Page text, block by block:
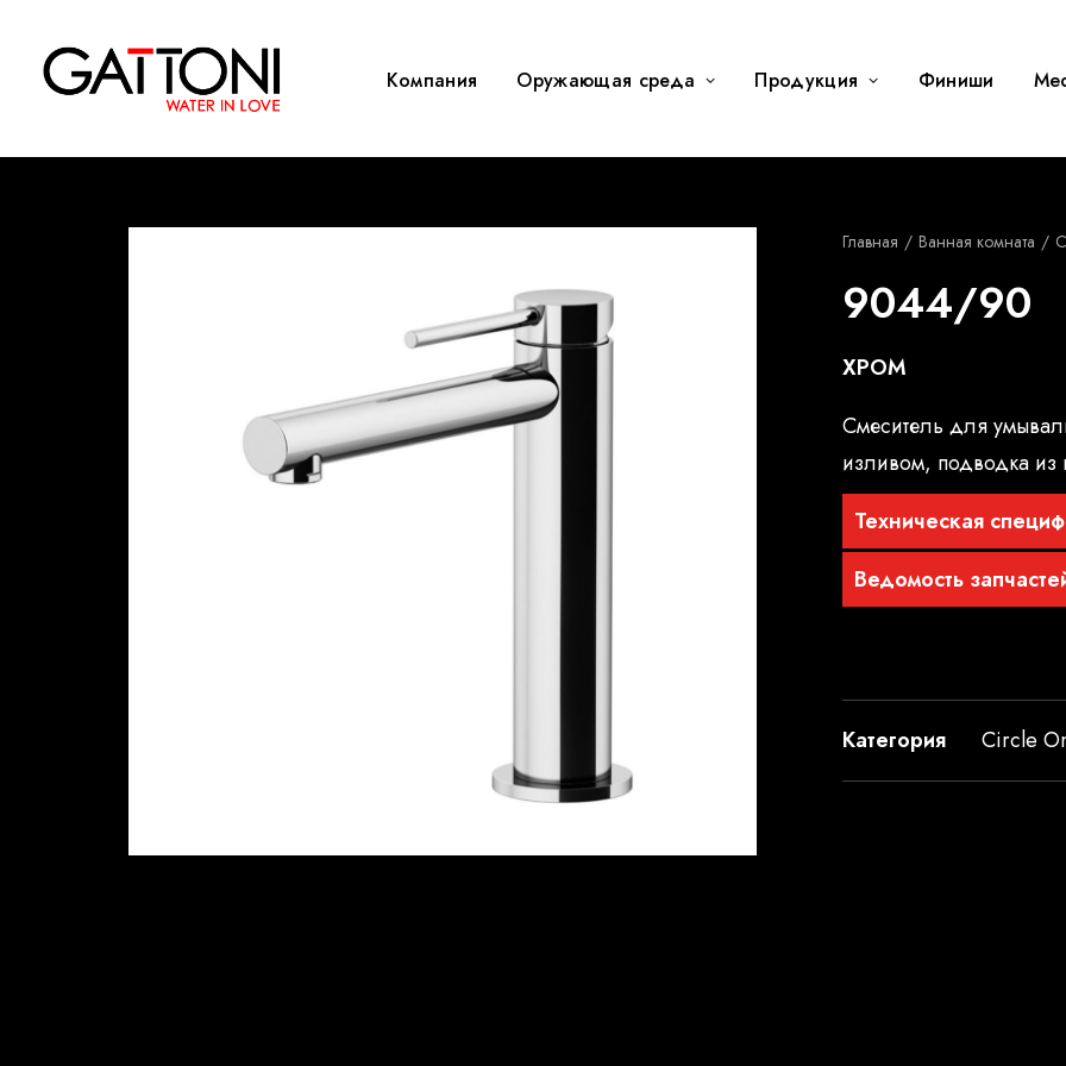
Компания Oружающая среда Продукция Финиши
Главная Ванная комната
9044/90
ХРОМ
Смеситель для
изливом, подводка
Техническая
Ведомость
Категория Circle